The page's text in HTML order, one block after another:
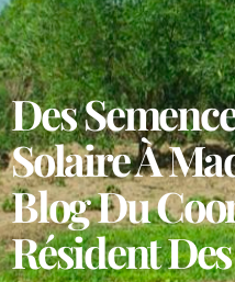
Des
Solaire À
Blog Du
Résident